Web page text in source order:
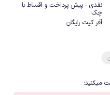
نقدی - پیش پرداخت و اقساط با
چک
آفر کیت رایگان
میکنید: